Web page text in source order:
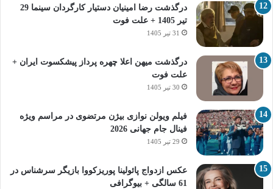
درگذشت رضا امینیان دستیار کارگردان سینما 29
تیر 1405 + علت فوت
31 تیر 1405
درگذشت میهن اعلا چهره پرداز پیشکسوت ایران +
علت فوت
30 تیر 1405
فیلم ویولن نوازی بیژن مرتضوی در مراسم ویژه
فینال جام جهانی 2026
29 تیر 1405
عکس ازدواج پائولینا پوریزکووا بازیگر سرشناس در
61 سالگی + بیوگرافی